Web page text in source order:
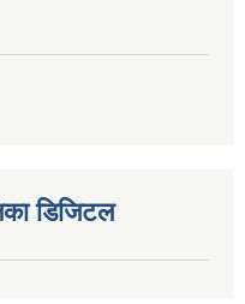
डिजिटल